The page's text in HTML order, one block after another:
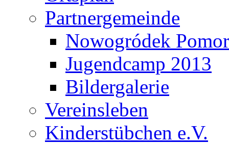
Partnergemeinde
Nowogródek
Jugendcamp 2013
Bildergalerie
Vereinsleben
Kinderstübchen e.V.